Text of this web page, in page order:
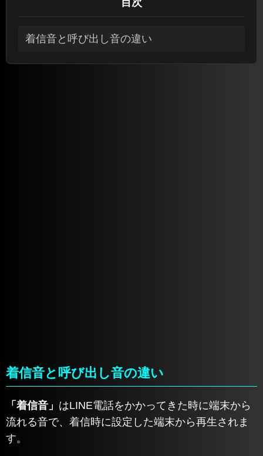
着信音と呼び出し音の違い
着信音と呼び出し音の違い
「着信音」 はLINE電話をかかってきた時に端末から
流れる音で、着信時に設定した端末から再生されま
す。